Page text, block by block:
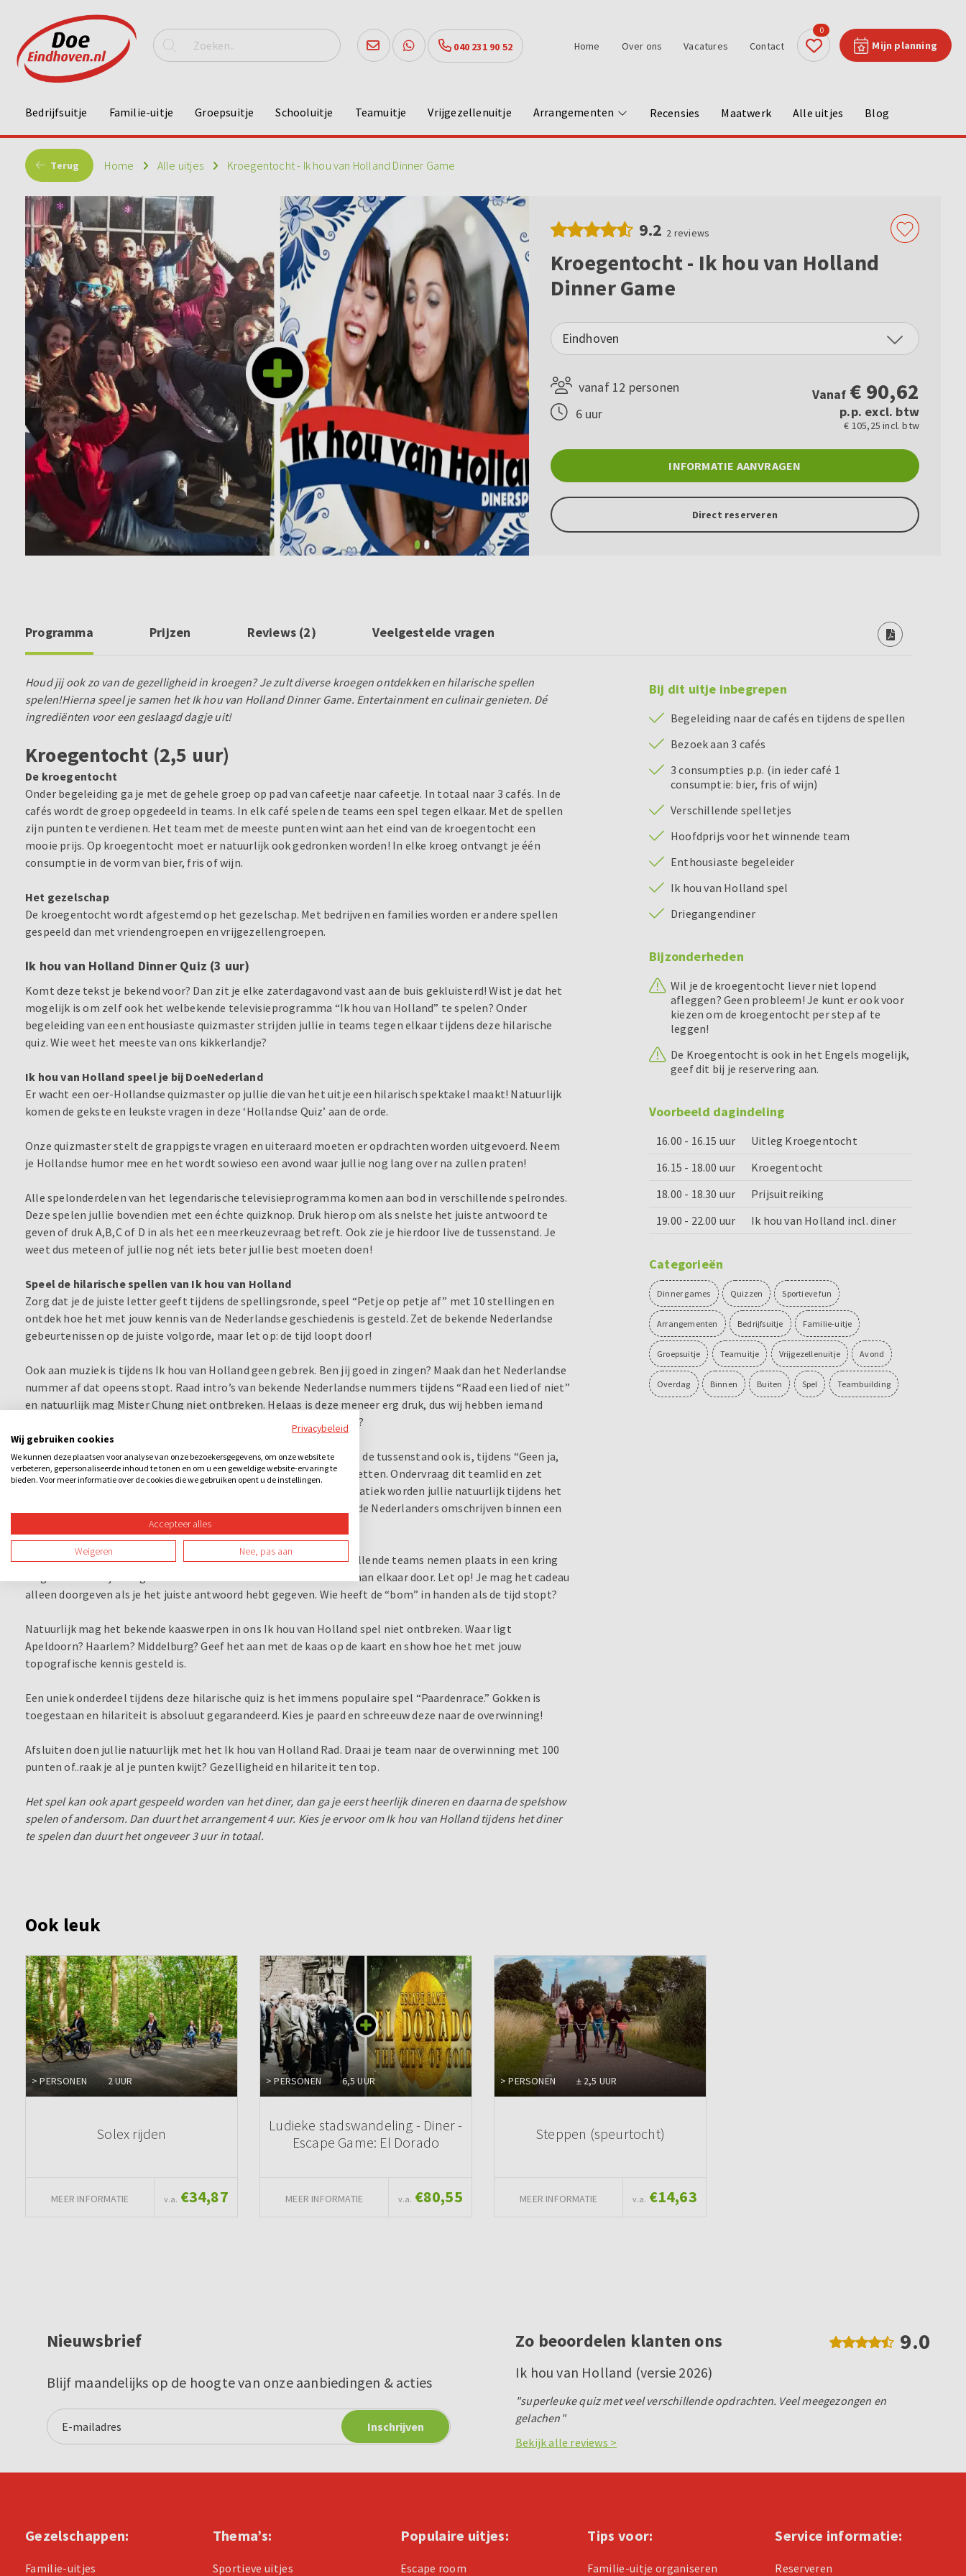
040 231 90 52 Mijn planning
0
Home Over ons Vacatures Contact
Bedrijfsuitje Familie-uitje Groepsuitje Schooluitje Teamuitje Vrijgezellenuitje Arrangementen Recensies Maatwerk Alle uitjes Blog
Terug Home Alle uitjes Kroegentocht - Ik hou van Holland Dinner Game
9.2 2 reviews
Kroegentocht - Ik hou van Holland
Dinner Game
Eindhoven
vanaf 12 personen
6 uur
Vanaf € 90,62
p.p. excl. btw
€ 105,25 incl. btw
INFORMATIE AANVRAGEN
Direct reserveren
Programma Prijzen Reviews (2) Veelgestelde vragen
Houd jij ook zo van de gezelligheid in kroegen? Je zult diverse kroegen ontdekken en hilarische spellen
spelen!Hierna speel je samen het Ik hou van Holland Dinner Game. Entertainment en culinair genieten. Dé
ingrediënten voor een geslaagd dagje uit!
Kroegentocht (2,5 uur)
De kroegentocht
Onder begeleiding ga je met de gehele groep op pad van cafeetje naar cafeetje. In totaal naar 3 cafés. In de
cafés wordt de groep opgedeeld in teams. In elk café spelen de teams een spel tegen elkaar. Met de spellen
zijn punten te verdienen. Het team met de meeste punten wint aan het eind van de kroegentocht een
mooie prijs. Op kroegentocht moet er natuurlijk ook gedronken worden! In elke kroeg ontvangt je één
consumptie in de vorm van bier, fris of wijn.
Het gezelschap
De kroegentocht wordt afgestemd op het gezelschap. Met bedrijven en families worden er andere spellen
gespeeld dan met vriendengroepen en vrijgezellengroepen.
Ik hou van Holland Dinner Quiz (3 uur)
Komt deze tekst je bekend voor? Dan zit je elke zaterdagavond vast aan de buis gekluisterd! Wist je dat het
mogelijk is om zelf ook het welbekende televisieprogramma “Ik hou van Holland” te spelen? Onder
begeleiding van een enthousiaste quizmaster strijden jullie in teams tegen elkaar tijdens deze hilarische
quiz. Wie weet het meeste van ons kikkerlandje?
Ik hou van Holland speel je bij DoeNederland
Er wacht een oer-Hollandse quizmaster op jullie die van het uitje een hilarisch spektakel maakt! Natuurlijk
komen de gekste en leukste vragen in deze ‘Hollandse Quiz’ aan de orde.
Onze quizmaster stelt de grappigste vragen en uiteraard moeten er opdrachten worden uitgevoerd. Neem
je Hollandse humor mee en het wordt sowieso een avond waar jullie nog lang over na zullen praten!
Alle spelonderdelen van het legendarische televisieprogramma komen aan bod in verschillende spelrondes.
Deze spelen jullie bovendien met een échte quizknop. Druk hierop om als snelste het juiste antwoord te
geven of druk A,B,C of D in als het een meerkeuzevraag betreft. Ook zie je hierdoor live de tussenstand. Je
weet dus meteen of jullie nog nét iets beter jullie best moeten doen!
Speel de hilarische spellen van Ik hou van Holland
Zorg dat je de juiste letter geeft tijdens de spellingsronde, speel “Petje op petje af” met 10 stellingen en
ontdek hoe het met jouw kennis van de Nederlandse geschiedenis is gesteld. Zet de bekende Nederlandse
gebeurtenissen op de juiste volgorde, maar let op: de tijd loopt door!
Ook aan muziek is tijdens Ik hou van Holland geen gebrek. Ben jij goed in zingen? Maak dan het Nederlandse
nummer af dat opeens stopt. Raad intro’s van bekende Nederlandse nummers tijdens “Raad een lied of niet”
en natuurlijk mag Mister Chung niet ontbreken. Helaas is deze meneer erg druk, dus wij hebben iemand
anders geregeld. Kun jij verstaan welk nummer er gezongen wordt?
Staat het andere team ver voor? Of loopt het achter op jullie? Wat de tussenstand ook is, tijdens “Geen ja,
geen nee” kun je een lid van het andere team sowieso onder druk zetten. Ondervraag dit teamlid en zet
diegene met de juiste tactiek op het verkeerde been. Helemaal fanatiek worden jullie natuurlijk tijdens het
“Namen raden.” Een teamgenoot komt naar voren en moet bekende Nederlanders omschrijven binnen een
tijdslimiet van 2 minuten.
En wat dacht je van het "Verjaardagsspel"? Deelnemers uit verschillende teams nemen plaats in een kring
en geven een verjaardagscadeau - dat een tikkende “bom” bevat - aan elkaar door. Let op! Je mag het cadeau
alleen doorgeven als je het juiste antwoord hebt gegeven. Wie heeft de “bom” in handen als de tijd stopt?
Natuurlijk mag het bekende kaaswerpen in ons Ik hou van Holland spel niet ontbreken. Waar ligt
Apeldoorn? Haarlem? Middelburg? Geef het aan met de kaas op de kaart en show hoe het met jouw
topografische kennis gesteld is.
Een uniek onderdeel tijdens deze hilarische quiz is het immens populaire spel “Paardenrace.” Gokken is
toegestaan en hilariteit is absoluut gegarandeerd. Kies je paard en schreeuw deze naar de overwinning!
Afsluiten doen jullie natuurlijk met het Ik hou van Holland Rad. Draai je team naar de overwinning met 100
punten of..raak je al je punten kwijt? Gezelligheid en hilariteit ten top.
Het spel kan ook apart gespeeld worden van het diner, dan ga je eerst heerlijk dineren en daarna de spelshow
spelen of andersom. Dan duurt het arrangement 4 uur. Kies je ervoor om Ik hou van Holland tijdens het diner
te spelen dan duurt het ongeveer 3 uur in totaal.
Bij dit uitje inbegrepen
Begeleiding naar de cafés en tijdens de spellen
Bezoek aan 3 cafés
3 consumpties p.p. (in ieder café 1
consumptie: bier, fris of wijn)
Verschillende spelletjes
Hoofdprijs voor het winnende team
Enthousiaste begeleider
Ik hou van Holland spel
Driegangendiner
Bijzonderheden
Wil je de kroegentocht liever niet lopend
afleggen? Geen probleem! Je kunt er ook voor
kiezen om de kroegentocht per step af te
leggen!
De Kroegentocht is ook in het Engels mogelijk,
geef dit bij je reservering aan.
Voorbeeld dagindeling
16.00 - 16.15 uur
Uitleg Kroegentocht
16.15 - 18.00 uur
Kroegentocht
18.00 - 18.30 uur
Prijsuitreiking
19.00 - 22.00 uur
Ik hou van Holland incl. diner
Categorieën
Dinner games Quizzen Sportieve fun
Arrangementen Bedrijfsuitje Familie-uitje
Groepsuitje Teamuitje Vrijgezellenuitje Avond
Overdag Binnen Buiten Spel Teambuilding
Ook leuk
> PERSONEN 2 UUR
Solex rijden
MEER INFORMATIE v.a. €34,87
> PERSONEN 6,5 UUR
Ludieke stadswandeling - Diner -
Escape Game: El Dorado
MEER INFORMATIE v.a. €80,55
> PERSONEN ± 2,5 UUR
Steppen (speurtocht)
MEER INFORMATIE v.a. €14,63
Nieuwsbrief
Blijf maandelijks op de hoogte van onze aanbiedingen & acties
Zo beoordelen klanten ons 9.0
Ik hou van Holland (versie 2026)
"superleuke quiz met veel verschillende opdrachten. Veel meegezongen en
gelachen"
Bekijk alle reviews >
Gezelschappen:
Familie-uitjes
Thema’s:
Sportieve uitjes
Populaire uitjes:
Escape room
Tips voor:
Familie-uitje organiseren
Service informatie:
Reserveren
Privacybeleid
Wij gebruiken cookies
We kunnen deze plaatsen voor analyse van onze bezoekersgegevens, om onze website te
verbeteren, gepersonaliseerde inhoud te tonen en om u een geweldige website-ervaring te
bieden. Voor meer informatie over de cookies die we gebruiken opent u de instellingen.
Accepteer alles
Weigeren Nee, pas aan